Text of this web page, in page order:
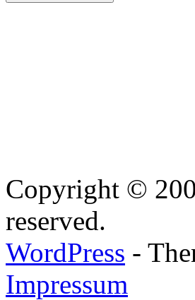
Copyright ©
reserved.
WordPress -
Impressum